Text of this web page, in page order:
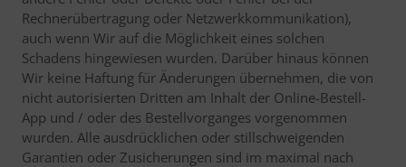
Rechnerübertragung oder Netzwerkkommunikation),
auch wenn Wir auf die Möglichkeit eines solchen
Schadens hingewiesen wurden. Darüber hinaus können
Wir keine Haftung für Änderungen übernehmen, die von
nicht autorisierten Dritten am Inhalt der Online-Bestell-
App und / oder des Bestellvorganges vorgenommen
wurden. Alle ausdrücklichen oder stillschweigenden
Garantien oder Zusicherungen sind im maximal nach